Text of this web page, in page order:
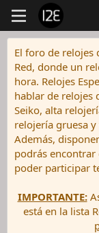
El foro de relojes
Red, donde un
hora. Relojes
hablar de relojes
Seiko, alta
relojería gruesa
Además,
podrás encontrar
poder participar
IMPORTANTE:
está en la lista